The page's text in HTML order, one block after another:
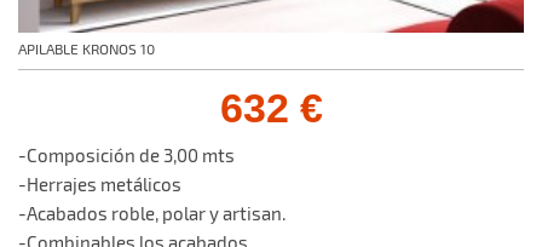
APILABLE KRONOS 10
632 €
-Composición de 3,00 mts
-Herrajes metálicos
-Acabados roble, polar y artisan.
-Combinables los acabados